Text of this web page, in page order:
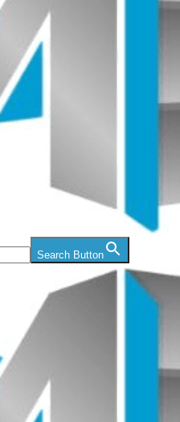
Search Button